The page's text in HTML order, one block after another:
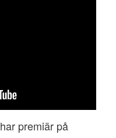
har premiär på